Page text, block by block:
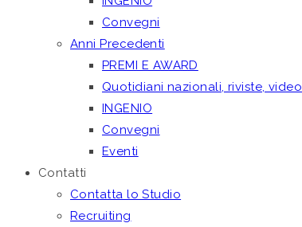
Convegni
Anni Precedenti
PREMI E AWARD
Quotidiani nazionali, riviste, video
INGENIO
Convegni
Eventi
Contatti
Contatta lo Studio
Recruiting